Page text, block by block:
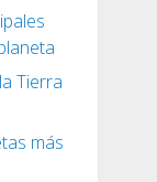
Tierra
más